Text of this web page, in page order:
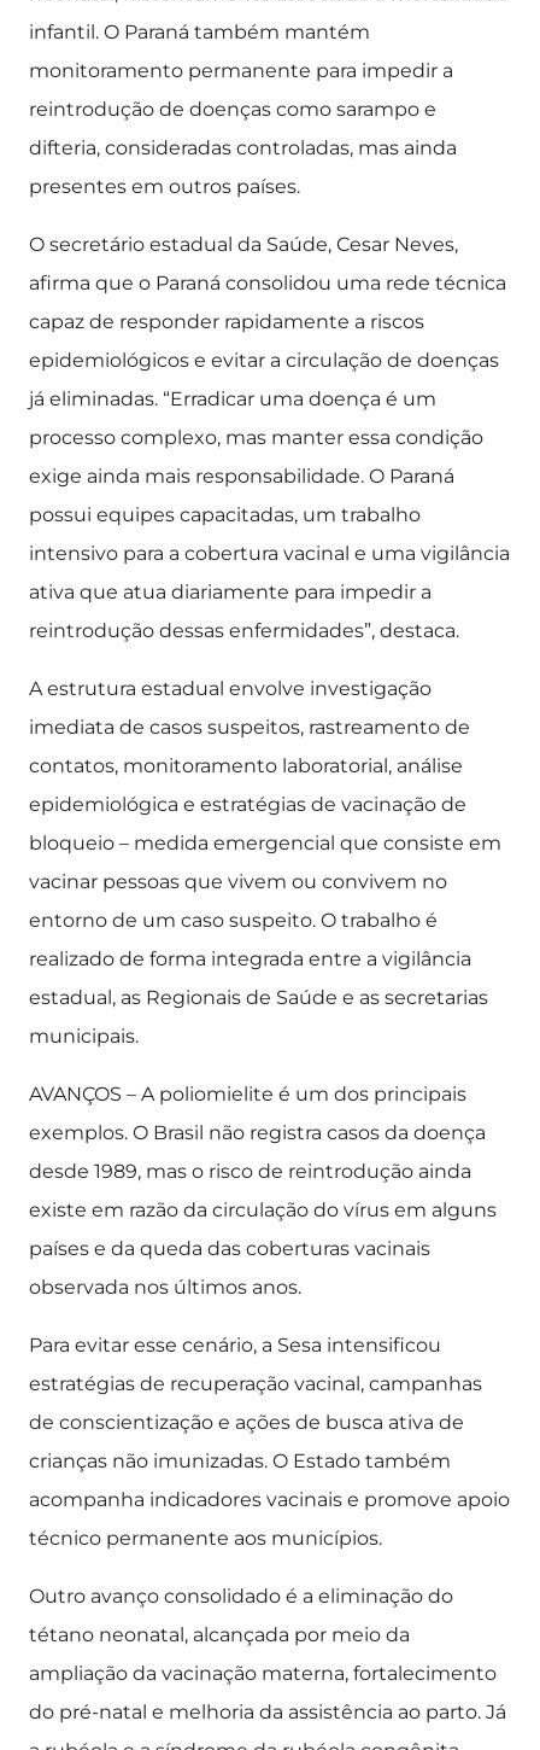
infantil. O Paraná também mantém
monitoramento permanente para impedir a
reintrodução de doenças como sarampo e
difteria, consideradas controladas, mas ainda
presentes em outros países.
O secretário estadual da Saúde, Cesar Neves,
afirma que o Paraná consolidou uma rede técnica
capaz de responder rapidamente a riscos
epidemiológicos e evitar a circulação de doenças
já eliminadas. “Erradicar uma doença é um
processo complexo, mas manter essa condição
exige ainda mais responsabilidade. O Paraná
possui equipes capacitadas, um trabalho
intensivo para a cobertura vacinal e uma vigilância
ativa que atua diariamente para impedir a
reintrodução dessas enfermidades”, destaca.
A estrutura estadual envolve investigação
imediata de casos suspeitos, rastreamento de
contatos, monitoramento laboratorial, análise
epidemiológica e estratégias de vacinação de
bloqueio – medida emergencial que consiste em
vacinar pessoas que vivem ou convivem no
entorno de um caso suspeito. O trabalho é
realizado de forma integrada entre a vigilância
estadual, as Regionais de Saúde e as secretarias
municipais.
AVANÇOS – A poliomielite é um dos principais
exemplos. O Brasil não registra casos da doença
desde 1989, mas o risco de reintrodução ainda
existe em razão da circulação do vírus em alguns
países e da queda das coberturas vacinais
observada nos últimos anos.
Para evitar esse cenário, a Sesa intensificou
estratégias de recuperação vacinal, campanhas
de conscientização e ações de busca ativa de
crianças não imunizadas. O Estado também
acompanha indicadores vacinais e promove apoio
técnico permanente aos municípios.
Outro avanço consolidado é a eliminação do
tétano neonatal, alcançada por meio da
ampliação da vacinação materna, fortalecimento
do pré-natal e melhoria da assistência ao parto. Já